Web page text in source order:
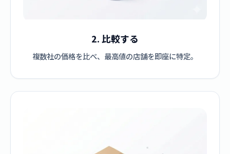
2. 比較する
複数社の価格を比べ、最高値の店舗を即座に特定。